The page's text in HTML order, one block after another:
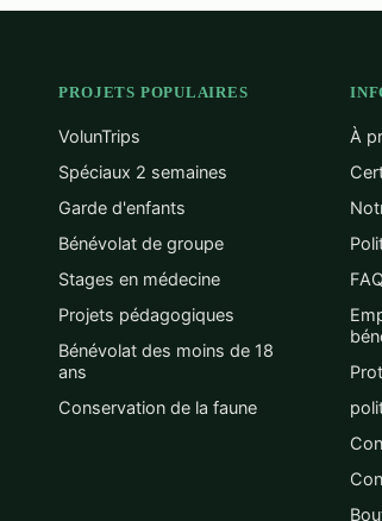
PROJETS POPULAIRES
VolunTrips
Spéciaux 2 semaines
Garde d'enfants
Bénévolat de groupe
Stages en médecine
Projets pédagogiques
Bénévolat des moins de 18
ans
Conservation de la faune
À
FAQ